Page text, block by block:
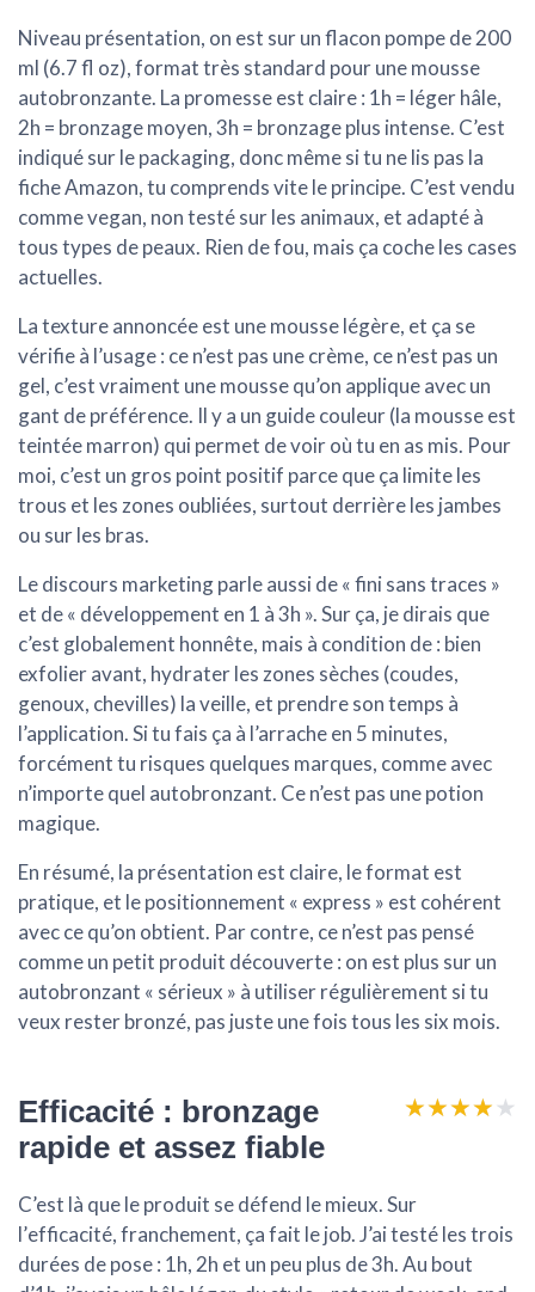
Niveau présentation, on est sur un flacon pompe de 200
ml (6.7 fl oz), format très standard pour une mousse
autobronzante. La promesse est claire : 1h = léger hâle,
2h = bronzage moyen, 3h = bronzage plus intense. C’est
indiqué sur le packaging, donc même si tu ne lis pas la
fiche Amazon, tu comprends vite le principe. C’est vendu
comme vegan, non testé sur les animaux, et adapté à
tous types de peaux. Rien de fou, mais ça coche les cases
actuelles.
La texture annoncée est une mousse légère, et ça se
vérifie à l’usage : ce n’est pas une crème, ce n’est pas un
gel, c’est vraiment une mousse qu’on applique avec un
gant de préférence. Il y a un guide couleur (la mousse est
teintée marron) qui permet de voir où tu en as mis. Pour
moi, c’est un gros point positif parce que ça limite les
trous et les zones oubliées, surtout derrière les jambes
ou sur les bras.
Le discours marketing parle aussi de « fini sans traces »
et de « développement en 1 à 3h ». Sur ça, je dirais que
c’est globalement honnête, mais à condition de : bien
exfolier avant, hydrater les zones sèches (coudes,
genoux, chevilles) la veille, et prendre son temps à
l’application. Si tu fais ça à l’arrache en 5 minutes,
forcément tu risques quelques marques, comme avec
n’importe quel autobronzant. Ce n’est pas une potion
magique.
En résumé, la présentation est claire, le format est
pratique, et le positionnement « express » est cohérent
avec ce qu’on obtient. Par contre, ce n’est pas pensé
comme un petit produit découverte : on est plus sur un
autobronzant « sérieux » à utiliser régulièrement si tu
veux rester bronzé, pas juste une fois tous les six mois.
Efficacité : bronzage
rapide et assez fiable
★★★★★
★★★★★
C’est là que le produit se défend le mieux. Sur
l’efficacité, franchement, ça fait le job. J’ai testé les trois
durées de pose : 1h, 2h et un peu plus de 3h. Au bout